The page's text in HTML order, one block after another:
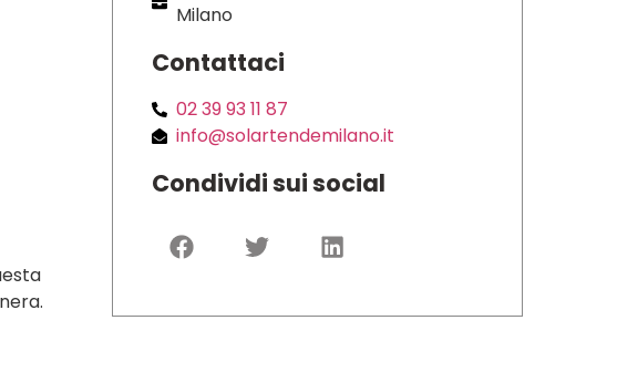
Milano
Contattaci
02 39 93 11 87
info@solartendemilano.it
Condividi sui social